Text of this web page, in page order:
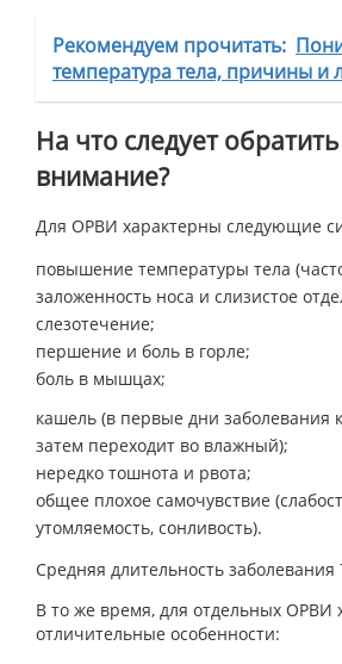
Рекомендуем прочитать:
температура тела, причины и
На что следует
внимание?
Для ОРВИ характерны следующие
повышение температуры тела
заложенность носа и слизистое
слезотечение;
першение и боль в горле;
боль в мышцах;
кашель (в первые дни заболевания
затем переходит во влажный);
нередко тошнота и рвота;
общее плохое самочувствие
утомляемость, сонливость).
Средняя длительность заболевания
В то же время, для отдельных ОРВИ
отличительные особенности: